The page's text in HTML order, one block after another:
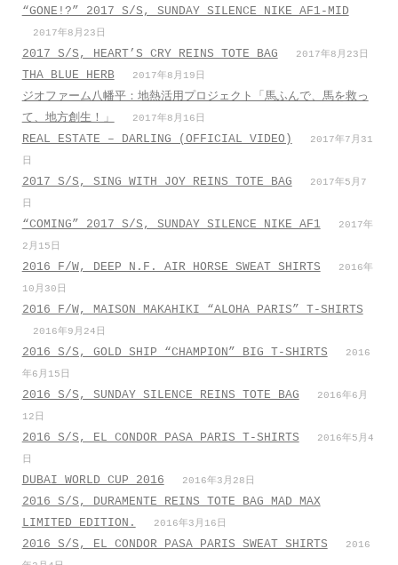
“GONE!?” 2017 S/S, SUNDAY SILENCE NIKE AF1-MID
2017年8月23日
2017 S/S, HEART’S CRY REINS TOTE BAG 2017年8月23日
THA BLUE HERB 2017年8月19日
ジオファーム八幡平：地熱活用プロジェクト「馬ふんで、馬を救っ
て、地方創生！」
2017年8月16日
REAL ESTATE – DARLING (OFFICIAL VIDEO)
2017年7月31
日
2017 S/S, SING WITH JOY REINS TOTE BAG
2017年5月7
日
“COMING” 2017 S/S, SUNDAY SILENCE NIKE AF1
2017年
2月15日
2016 F/W, DEEP N.F. AIR HORSE SWEAT SHIRTS
2016年
10月30日
2016 F/W, MAISON MAKAHIKI “ALOHA PARIS” T-SHIRTS
2016年9月24日
2016 S/S, GOLD SHIP “CHAMPION” BIG T-SHIRTS
2016
年6月15日
2016 S/S, SUNDAY SILENCE REINS TOTE BAG
2016年6月
12日
2016 S/S, EL CONDOR PASA PARIS T-SHIRTS
2016年5月4
日
DUBAI WORLD CUP 2016 2016年3月28日
2016 S/S, DURAMENTE REINS TOTE BAG MAD MAX
LIMITED EDITION.
2016年3月16日
2016 S/S, EL CONDOR PASA PARIS SWEAT SHIRTS
2016